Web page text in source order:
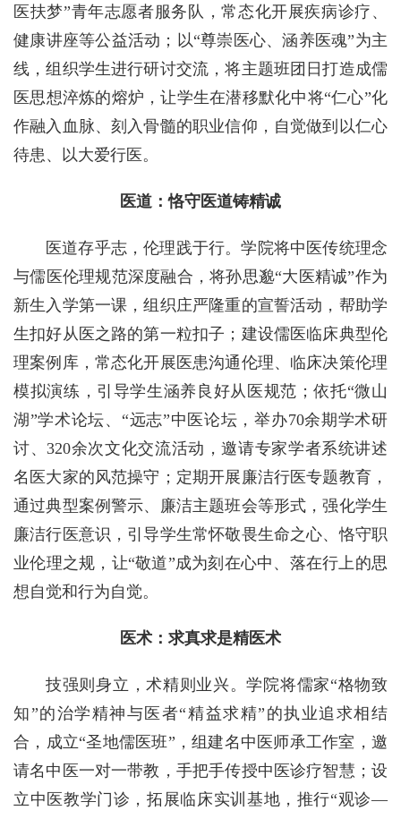
医扶梦”青年志愿者服务队，常态化开展疾病诊疗、
健康讲座等公益活动；以“尊崇医心、涵养医魂”为主
线，组织学生进行研讨交流，将主题班团日打造成儒
医思想淬炼的熔炉，让学生在潜移默化中将“仁心”化
作融入血脉、刻入骨髓的职业信仰，自觉做到以仁心
待患、以大爱行医。
医道：恪守医道铸精诚
医道存乎志，伦理践于行。学院将中医传统理念
与儒医伦理规范深度融合，将孙思邈“大医精诚”作为
新生入学第一课，组织庄严隆重的宣誓活动，帮助学
生扣好从医之路的第一粒扣子；建设儒医临床典型伦
理案例库，常态化开展医患沟通伦理、临床决策伦理
模拟演练，引导学生涵养良好从医规范；依托“微山
湖”学术论坛、“远志”中医论坛，举办70余期学术研
讨、320余次文化交流活动，邀请专家学者系统讲述
名医大家的风范操守；定期开展廉洁行医专题教育，
通过典型案例警示、廉洁主题班会等形式，强化学生
廉洁行医意识，引导学生常怀敬畏生命之心、恪守职
业伦理之规，让“敬道”成为刻在心中、落在行上的思
想自觉和行为自觉。
医术：求真求是精医术
技强则身立，术精则业兴。学院将儒家“格物致
知”的治学精神与医者“精益求精”的执业追求相结
合，成立“圣地儒医班”，组建名中医师承工作室，邀
请名中医一对一带教，手把手传授中医诊疗智慧；设
立中医教学门诊，拓展临床实训基地，推行“观诊—